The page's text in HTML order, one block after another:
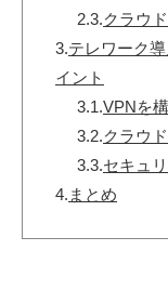
2.3.クラウ
3.テレワーク
イント
3.1.VPNを
3.2.クラウ
3.3.セキュ
4. まとめ